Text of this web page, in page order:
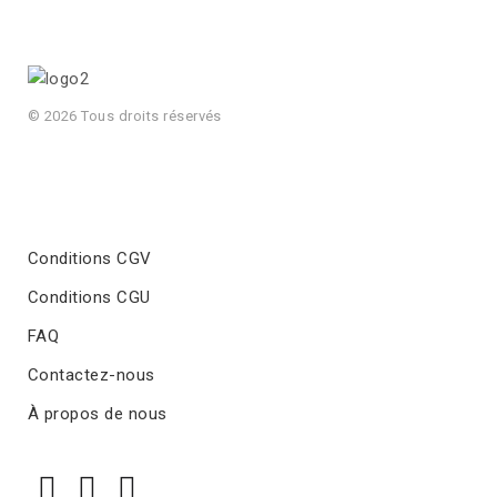
© 2026 Tous droits réservés
Conditions CGV
Conditions CGU
FAQ
Contactez-nous
À propos de nous